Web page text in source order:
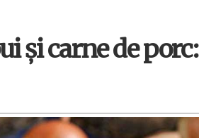
și carne de porc: